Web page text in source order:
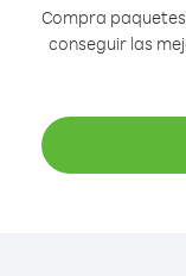
Compra
conseguir las